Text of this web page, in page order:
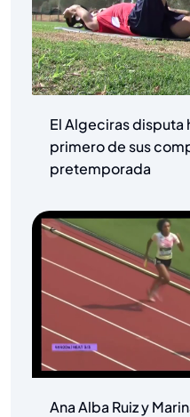
El Algeciras disputa
primero de sus
pretemporada
Ana Alba Ruiz y